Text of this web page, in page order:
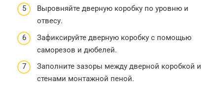
Выровняйте дверную коробку по уровню и
отвесу.
Зафиксируйте дверную коробку с помощью
саморезов и дюбелей.
Заполните зазоры между дверной коробкой и
стенами монтажной пеной.